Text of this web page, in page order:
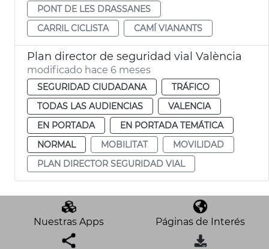
PONT DE LES DRASSANES
CARRIL CICLISTA
CAMÍ VIANANTS
Plan director de seguridad vial València
modificado hace 6 meses
SEGURIDAD CIUDADANA
TRÁFICO
TODAS LAS AUDIENCIAS
VALENCIA
EN PORTADA
EN PORTADA TEMÁTICA
NORMAL
MOBILITAT
MOVILIDAD
PLAN DIRECTOR SEGURIDAD VIAL
Nuestras Apps Páginas de Interés